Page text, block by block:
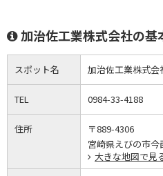
加治佐工業株式会社の基
スポット名 加治佐工業株式会
TEL 0984-33-4188
住所
〒889-4306
宮崎県えびの市今
大きな地図で見